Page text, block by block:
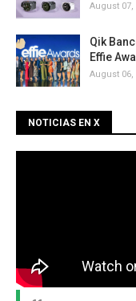
August 07,
Qik
Effie
August 06,
NOTICIAS EN X